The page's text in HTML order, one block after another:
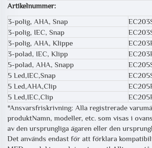
Artikelnummer:
3-polig, AHA, Snap
3-polig, IEC, Snap
3-polig, AHA, Klippe
3-polad, IEC, Klipp
5-polad, AHA, Snapp
5 Led,IEC,Snap
5 Led,AHA,Clip
5 Led,IEC,Clip
*Ansvarsfriskrivning: Alla registrerade
produktNamn, modeller, etc. som visas i
av den ursprungliga ägaren eller den
Det används endast för att förklara